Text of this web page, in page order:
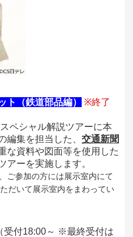
ト（鉄道部品編）
※終了
ペシャル解説ツアーに本
編集を担当した、 交通新聞
な資料や図面等を使用した
アーを実施します。
ご参加の方には展示室内にて
だいて展示室内をまわってい
（受付18:00～ ※最終受付は